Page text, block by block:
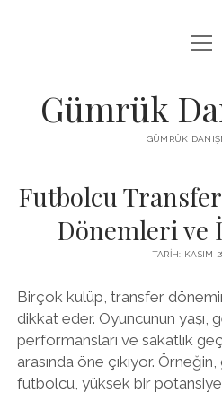
IGTV BEĞENIaç
Gümrük
GÜMRÜK
Futbolcu Transfer
Dönemleri ve
TARIH: KASIM
Birçok kulüp, transfer
dikkat eder. Oyuncunun yaşı,
performansları ve sakatlık
arasında öne çıkıyor.
futbolcu, yüksek bir